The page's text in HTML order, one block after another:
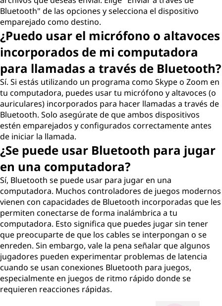
Bluetooth" de las opciones y selecciona el dispositivo
emparejado como destino.
¿Puedo usar el micrófono o altavoces
incorporados de mi computadora
para llamadas a través de Bluetooth?
Sí. Si estás utilizando un programa como Skype o Zoom en
tu computadora, puedes usar tu micrófono y altavoces (o
auriculares) incorporados para hacer llamadas a través de
Bluetooth. Solo asegúrate de que ambos dispositivos
estén emparejados y configurados correctamente antes
de iniciar la llamada.
¿Se puede usar Bluetooth para jugar
en una computadora?
Sí, Bluetooth se puede usar para jugar en una
computadora. Muchos controladores de juegos modernos
vienen con capacidades de Bluetooth incorporadas que les
permiten conectarse de forma inalámbrica a tu
computadora. Esto significa que puedes jugar sin tener
que preocuparte de que los cables se interpongan o se
enreden. Sin embargo, vale la pena señalar que algunos
jugadores pueden experimentar problemas de latencia
cuando se usan conexiones Bluetooth para juegos,
especialmente en juegos de ritmo rápido donde se
requieren reacciones rápidas.